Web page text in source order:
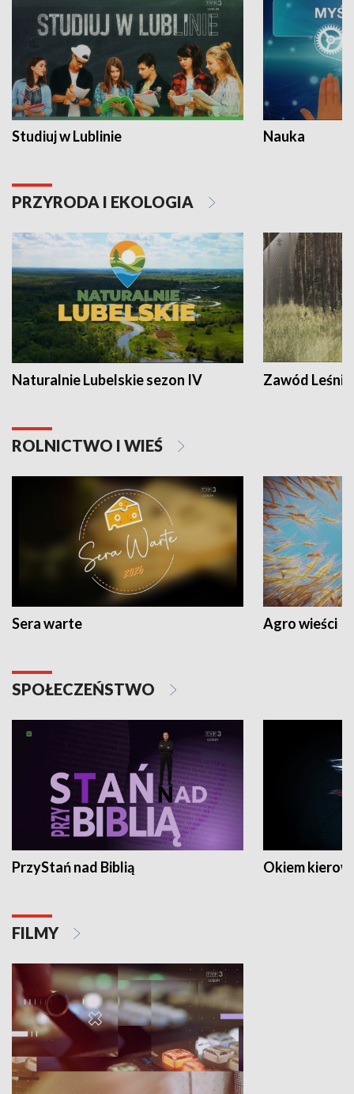
Studiuj w Lublinie Nauka
PRZYRODA I EKOLOGIA
Naturalnie Lubelskie sezon IV Zawód Leśnik
ROLNICTWO I WIEŚ
Sera warte Agro wieści
SPOŁECZEŃSTWO
PrzyStań nad Biblią Okiem
FILMY